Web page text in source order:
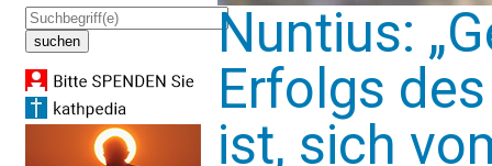
Nuntius:
Erfolgs
ist, sich